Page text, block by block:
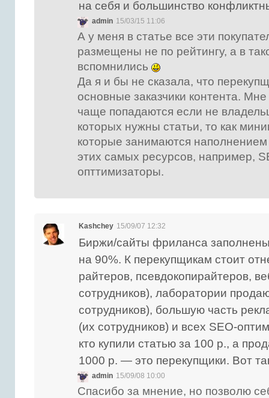
на себя и большинство
admin 15/03/15 11:06
А у меня в статье все эти
размещены не по рейтингу, а в
вспомнились
Да я и бы не сказала, что
основные заказчики контента.
чаще попадаются если не
которых нужны статьи, то как
которые занимаются
этих самых ресурсов, например,
опттимизаторы.
Kashchey 15/09/07 12:32
Биржи/сайты фриланса
на 90%. К перекупщикам стоит
райтеров, псевдокопирайтеров,
сотрудников), лаборатории
сотрудников), большую часть
(их сотрудников) и всех SEO-
кто купили статью за 100 р., а
1000 р. — это перекупщики. Вот
admin 15/09/08 10:00
Спасибо за мнение, но позволю